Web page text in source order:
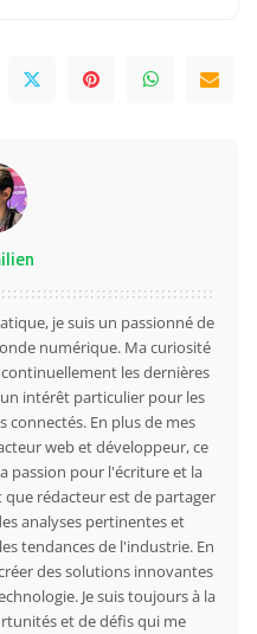
je suis un passionné de
numérique. Ma curiosité
les dernières
intérêt particulier pour les
connectés. En plus de mes
web et développeur, ce
passion pour l'écriture et la
rédacteur est de partager
analyses pertinentes et
tendances de l'industrie. En
des solutions innovantes
Je suis toujours à la
et de défis qui me